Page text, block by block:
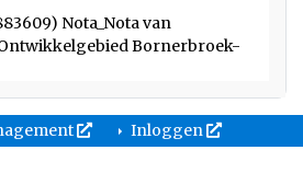
Nota_Nota van
Bornerbroek-
Inloggen